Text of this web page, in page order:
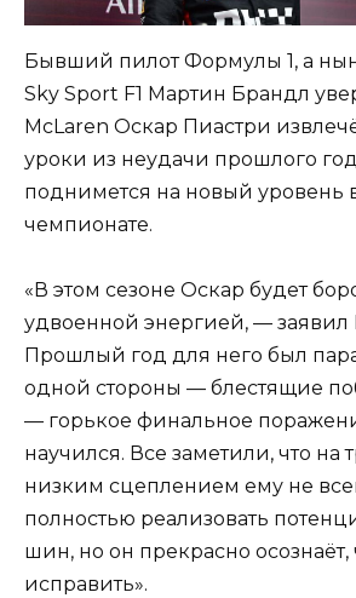
Бывший пилот Формулы 1, а
Sky Sport F1 Мартин Брандл
McLaren Оскар Пиастри
уроки из неудачи прошлого
поднимется на новый уровень
чемпионате.
«В этом сезоне Оскар будет
удвоенной энергией, —
Прошлый год для него был
одной стороны — блестящие
— горькое финальное
научился. Все заметили, что на
низким сцеплением ему не
полностью реализовать
шин, но он прекрасно осознаёт,
исправить».